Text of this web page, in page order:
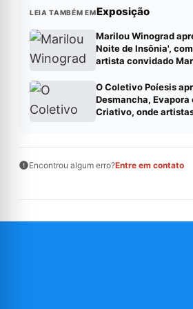
LEIA TAMBÉM EMExposição
Marilou Winograd
Noite de Insônia',
artista convidado
O Coletivo Poíesis
Desmancha,
Criativo, onde
Encontrou algum erro?Entre em contato